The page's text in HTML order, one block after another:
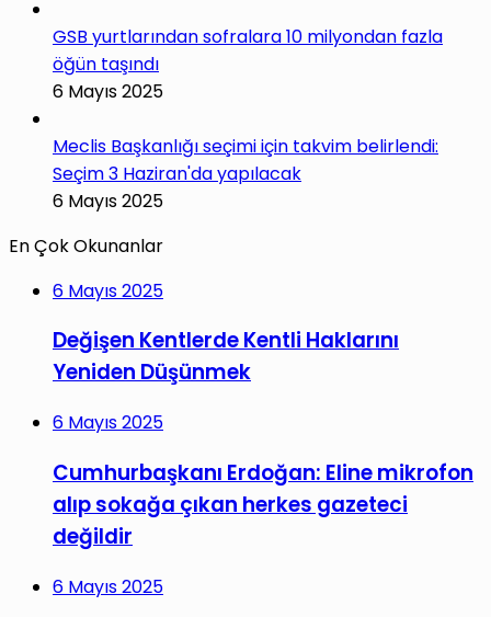
GSB yurtlarından sofralara 10 milyondan fazla
öğün taşındı
6 Mayıs 2025
Meclis Başkanlığı seçimi için takvim belirlendi:
Seçim 3 Haziran'da yapılacak
6 Mayıs 2025
En Çok Okunanlar
6 Mayıs 2025
Değişen Kentlerde Kentli Haklarını
Yeniden Düşünmek
6 Mayıs 2025
Cumhurbaşkanı Erdoğan: Eline mikrofon
alıp sokağa çıkan herkes gazeteci
değildir
6 Mayıs 2025